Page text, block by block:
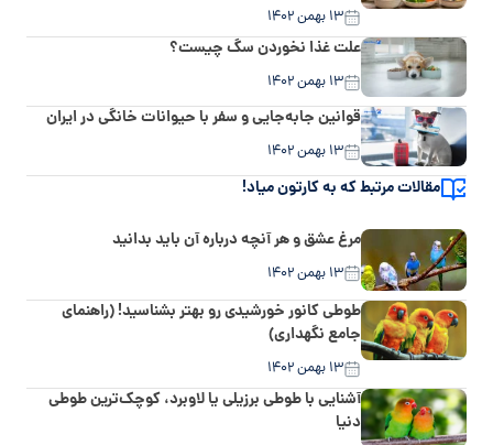
۱۳ بهمن ۱۴۰۲
علت غذا نخوردن سگ چیست؟
۱۳ بهمن ۱۴۰۲
قوانین جابه‌جایی و سفر با حیوانات خانگی در ایران
۱۳ بهمن ۱۴۰۲
مقالات مرتبط که به کارتون میاد!
مرغ عشق و هر آنچه درباره آن باید بدانید
۱۳ بهمن ۱۴۰۲
طوطی کانور خورشیدی رو بهتر بشناسید! (راهنمای
جامع نگهداری)
۱۳ بهمن ۱۴۰۲
آشنایی با طوطی برزیلی یا لاوبرد، کوچک‌ترین طوطی
دنیا